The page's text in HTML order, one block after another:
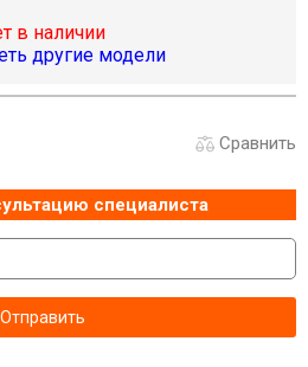
в наличии
другие модели
Сравнить
специалиста